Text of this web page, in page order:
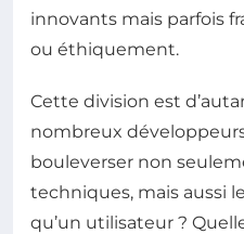
innovants mais parfois
ou éthiquement.
Cette division est
nombreux
bouleverser non
techniques, mais aussi
qu’un utilisateur ?